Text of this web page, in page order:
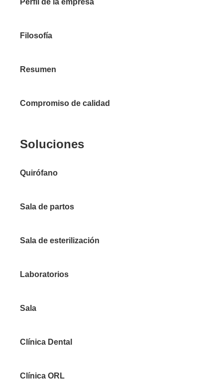
Perfil de la empresa
Filosofía
Resumen
Compromiso de calidad
Soluciones
Quirófano
Sala de partos
Sala de esterilización
Laboratorios
Sala
Clínica Dental
Clínica ORL